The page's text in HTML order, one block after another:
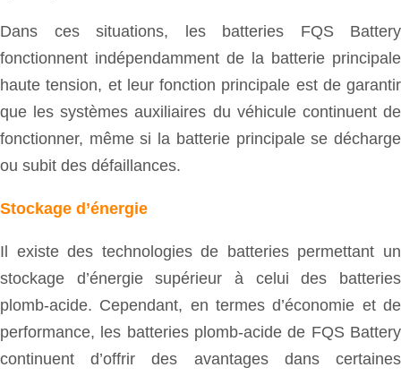
Dans ces situations, les batteries FQS Battery
fonctionnent indépendamment de la batterie principale
haute tension, et leur fonction principale est de garantir
que les systèmes auxiliaires du véhicule continuent de
fonctionner, même si la batterie principale se décharge
ou subit des défaillances.
Stockage d’énergie
Il existe des technologies de batteries permettant un
stockage d’énergie supérieur à celui des batteries
plomb-acide. Cependant, en termes d’économie et de
performance, les batteries plomb-acide de FQS Battery
continuent d’offrir des avantages dans certaines